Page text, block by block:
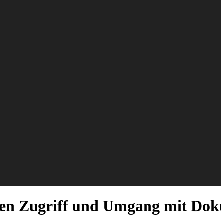
Zugriff und Umgang mit